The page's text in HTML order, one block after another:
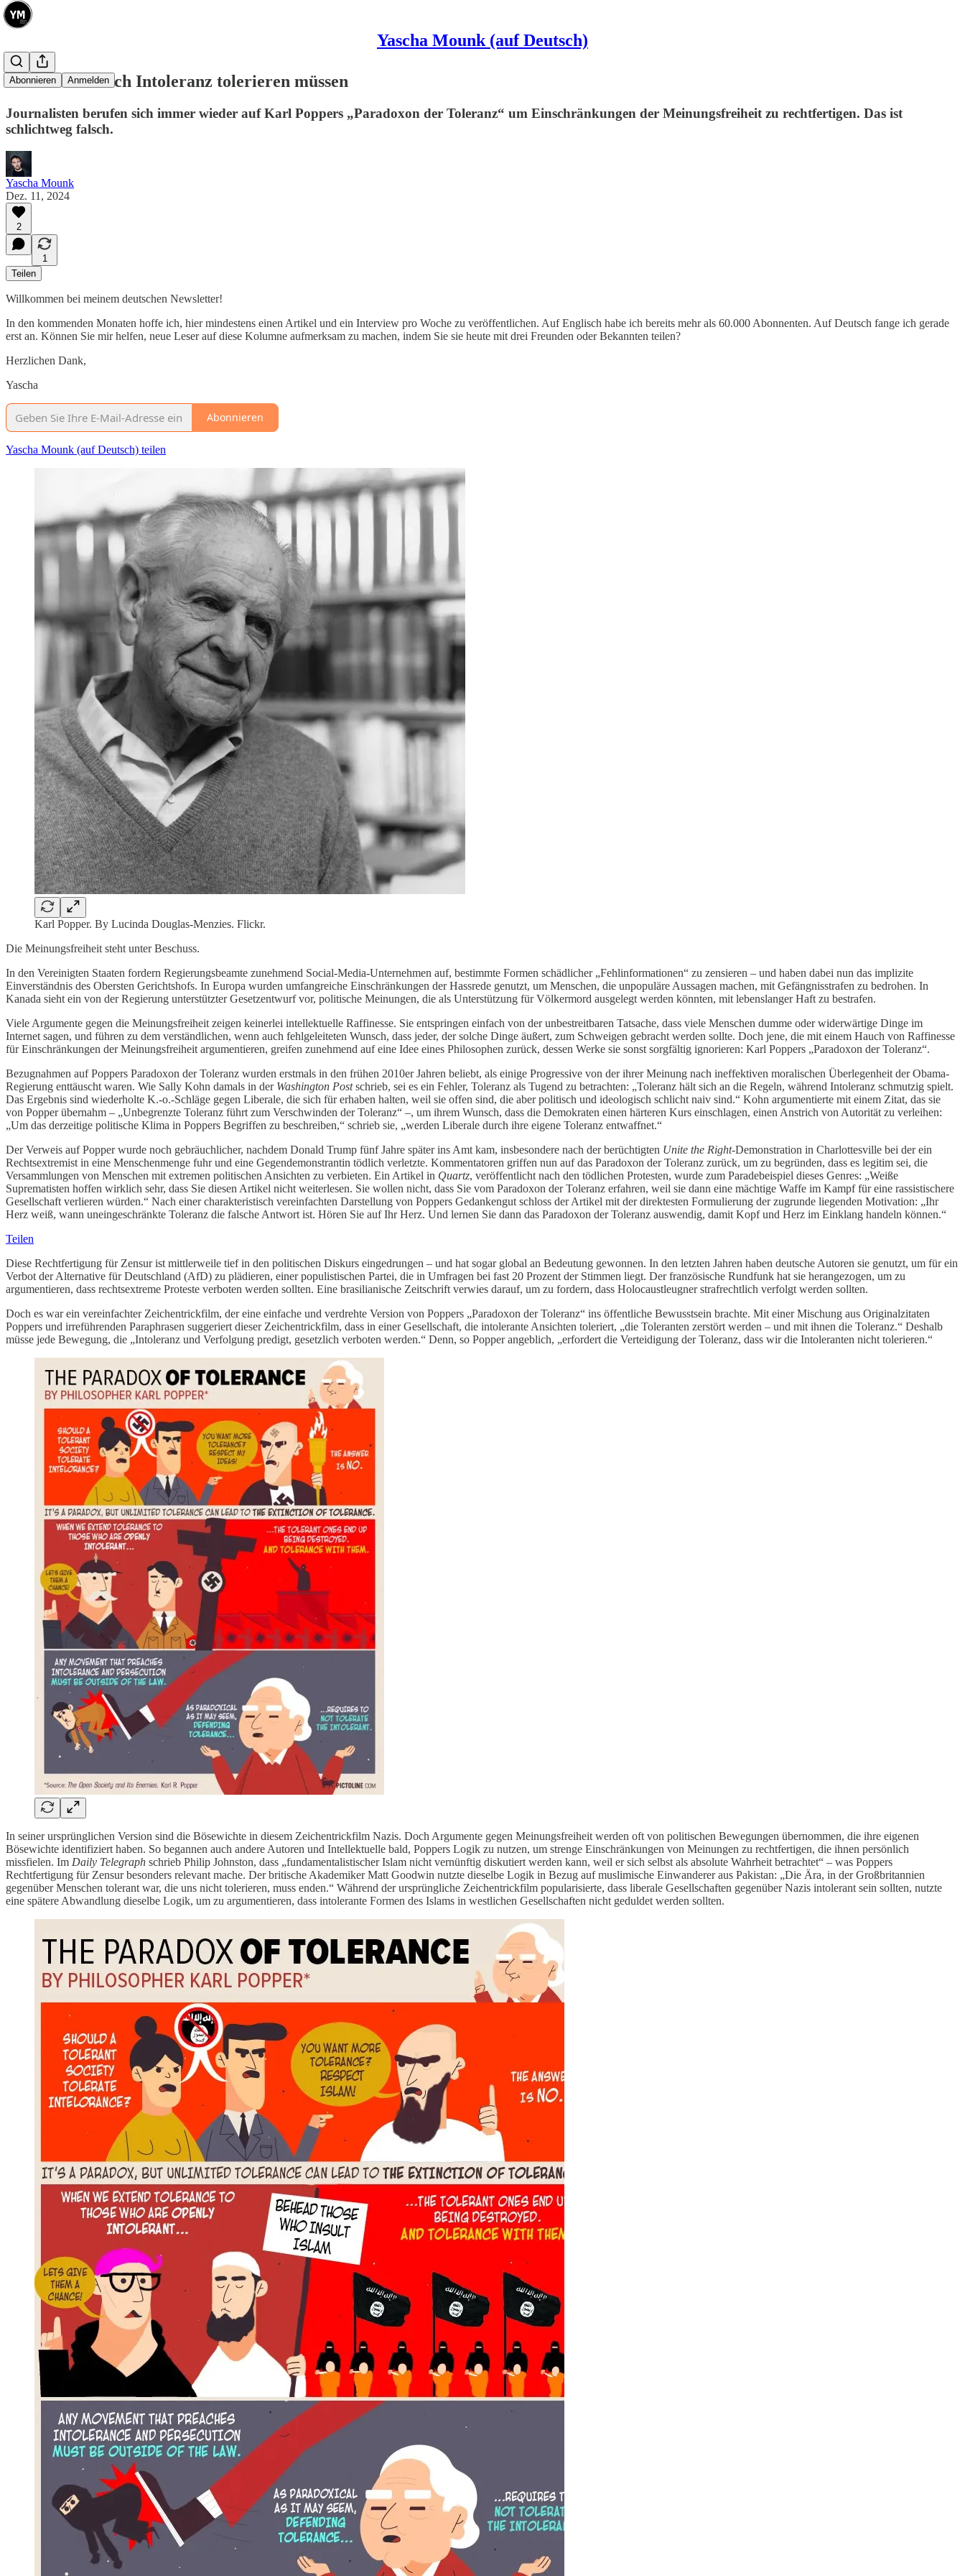
Yascha Mounk (auf Deutsch)
Abonnieren Anmelden
Warum wir auch Intoleranz tolerieren müssen
Journalisten berufen sich immer wieder auf Karl Poppers „Paradoxon der Toleranz“ um Einschränkungen der Meinungsfreiheit zu rechtfertigen. Das ist
schlichtweg falsch.
Yascha Mounk
Dez. 11, 2024
2
1
Teilen
Willkommen bei meinem deutschen Newsletter!
In den kommenden Monaten hoffe ich, hier mindestens einen Artikel und ein Interview pro Woche zu veröffentlichen. Auf Englisch habe ich bereits mehr als 60.000 Abonnenten. Auf Deutsch fange ich gerade
erst an. Können Sie mir helfen, neue Leser auf diese Kolumne aufmerksam zu machen, indem Sie sie heute mit drei Freunden oder Bekannten teilen?
Herzlichen Dank,
Yascha
Abonnieren
Yascha Mounk (auf Deutsch) teilen
Karl Popper. By Lucinda Douglas-Menzies. Flickr.
Die Meinungsfreiheit steht unter Beschuss.
In den Vereinigten Staaten fordern Regierungsbeamte zunehmend Social-Media-Unternehmen auf, bestimmte Formen schädlicher „Fehlinformationen“ zu zensieren – und haben dabei nun das implizite
Einverständnis des Obersten Gerichtshofs. In Europa wurden umfangreiche Einschränkungen der Hassrede genutzt, um Menschen, die unpopuläre Aussagen machen, mit Gefängnisstrafen zu bedrohen. In
Kanada sieht ein von der Regierung unterstützter Gesetzentwurf vor, politische Meinungen, die als Unterstützung für Völkermord ausgelegt werden könnten, mit lebenslanger Haft zu bestrafen.
Viele Argumente gegen die Meinungsfreiheit zeigen keinerlei intellektuelle Raffinesse. Sie entspringen einfach von der unbestreitbaren Tatsache, dass viele Menschen dumme oder widerwärtige Dinge im
Internet sagen, und führen zu dem verständlichen, wenn auch fehlgeleiteten Wunsch, dass jeder, der solche Dinge äußert, zum Schweigen gebracht werden sollte. Doch jene, die mit einem Hauch von Raffinesse
für Einschränkungen der Meinungsfreiheit argumentieren, greifen zunehmend auf eine Idee eines Philosophen zurück, dessen Werke sie sonst sorgfältig ignorieren: Karl Poppers „Paradoxon der Toleranz“.
Bezugnahmen auf Poppers Paradoxon der Toleranz wurden erstmals in den frühen 2010er Jahren beliebt, als einige Progressive von der ihrer Meinung nach ineffektiven moralischen Überlegenheit der Obama-
Regierung enttäuscht waren. Wie Sally Kohn damals in der Washington Postschrieb, sei es ein Fehler, Toleranz als Tugend zu betrachten: „Toleranz hält sich an die Regeln, während Intoleranz schmutzig spielt.
Das Ergebnis sind wiederholte K.-o.-Schläge gegen Liberale, die sich für erhaben halten, weil sie offen sind, die aber politisch und ideologisch schlicht naiv sind.“ Kohn argumentierte mit einem Zitat, das sie
von Popper übernahm – „Unbegrenzte Toleranz führt zum Verschwinden der Toleranz“ –, um ihrem Wunsch, dass die Demokraten einen härteren Kurs einschlagen, einen Anstrich von Autorität zu verleihen:
„Um das derzeitige politische Klima in Poppers Begriffen zu beschreiben,“ schrieb sie, „werden Liberale durch ihre eigene Toleranz entwaffnet.“
Der Verweis auf Popper wurde noch gebräuchlicher, nachdem Donald Trump fünf Jahre später ins Amt kam, insbesondere nach der berüchtigten Unite the Right-Demonstration in Charlottesville bei der ein
Rechtsextremist in eine Menschenmenge fuhr und eine Gegendemonstrantin tödlich verletzte. Kommentatoren griffen nun auf das Paradoxon der Toleranz zurück, um zu begründen, dass es legitim sei, die
Versammlungen von Menschen mit extremen politischen Ansichten zu verbieten. Ein Artikel in Quartz, veröffentlicht nach den tödlichen Protesten, wurde zum Paradebeispiel dieses Genres: „Weiße
Suprematisten hoffen wirklich sehr, dass Sie diesen Artikel nicht weiterlesen. Sie wollen nicht, dass Sie vom Paradoxon der Toleranz erfahren, weil sie dann eine mächtige Waffe im Kampf für eine rassistischere
Gesellschaft verlieren würden.“ Nach einer charakteristisch vereinfachten Darstellung von Poppers Gedankengut schloss der Artikel mit der direktesten Formulierung der zugrunde liegenden Motivation: „Ihr
Herz weiß, wann uneingeschränkte Toleranz die falsche Antwort ist. Hören Sie auf Ihr Herz. Und lernen Sie dann das Paradoxon der Toleranz auswendig, damit Kopf und Herz im Einklang handeln können.“
Teilen
Diese Rechtfertigung für Zensur ist mittlerweile tief in den politischen Diskurs eingedrungen – und hat sogar global an Bedeutung gewonnen. In den letzten Jahren haben deutsche Autoren sie genutzt, um für ein
Verbot der Alternative für Deutschland (AfD) zu plädieren, einer populistischen Partei, die in Umfragen bei fast 20 Prozent der Stimmen liegt. Der französische Rundfunk hat sie herangezogen, um zu
argumentieren, dass rechtsextreme Proteste verboten werden sollten. Eine brasilianische Zeitschrift verwies darauf, um zu fordern, dass Holocaustleugner strafrechtlich verfolgt werden sollten.
Doch es war ein vereinfachter Zeichentrickfilm, der eine einfache und verdrehte Version von Poppers „Paradoxon der Toleranz“ ins öffentliche Bewusstsein brachte. Mit einer Mischung aus Originalzitaten
Poppers und irreführenden Paraphrasen suggeriert dieser Zeichentrickfilm, dass in einer Gesellschaft, die intolerante Ansichten toleriert, „die Toleranten zerstört werden – und mit ihnen die Toleranz.“ Deshalb
müsse jede Bewegung, die „Intoleranz und Verfolgung predigt, gesetzlich verboten werden.“ Denn, so Popper angeblich, „erfordert die Verteidigung der Toleranz, dass wir die Intoleranten nicht tolerieren.“
In seiner ursprünglichen Version sind die Bösewichte in diesem Zeichentrickfilm Nazis. Doch Argumente gegen Meinungsfreiheit werden oft von politischen Bewegungen übernommen, die ihre eigenen
Bösewichte identifiziert haben. So begannen auch andere Autoren und Intellektuelle bald, Poppers Logik zu nutzen, um strenge Einschränkungen von Meinungen zu rechtfertigen, die ihnen persönlich
missfielen. Im Daily Telegraph schrieb Philip Johnston, dass „fundamentalistischer Islam nicht vernünftig diskutiert werden kann, weil er sich selbst als absolute Wahrheit betrachtet“ – was Poppers
Rechtfertigung für Zensur besonders relevant mache. Der britische Akademiker Matt Goodwin nutzte dieselbe Logik in Bezug auf muslimische Einwanderer aus Pakistan: „Die Ära, in der Großbritannien
gegenüber Menschen tolerant war, die uns nicht tolerieren, muss enden.“ Während der ursprüngliche Zeichentrickfilm popularisierte, dass liberale Gesellschaften gegenüber Nazis intolerant sein sollten, nutzte
eine spätere Abwandlung dieselbe Logik, um zu argumentieren, dass intolerante Formen des Islams in westlichen Gesellschaften nicht geduldet werden sollten.